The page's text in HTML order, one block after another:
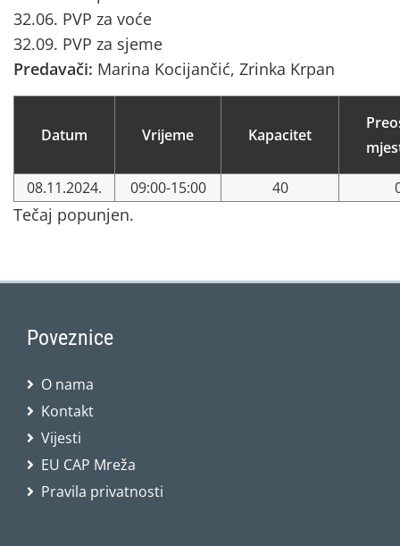
32.06. PVP za voće
32.09. PVP za sjeme
Predavači: Marina Kocijančić, Zrinka Krpan
Datum Vrijeme Kapacitet
08.11.2024. 09:00-15:00 40
Tečaj popunjen.
Poveznice
O nama
Kontakt
Vijesti
EU CAP Mreža
Pravila privatnosti